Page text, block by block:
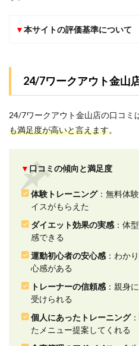
エッ
に関
する
口コ
判
2.運動
初心
者の
安心
感に
関す
コミ
評判
2.3
3.トレ
ーの
信頼
関す
る口
▼本サイトの評価基準について
24/7ワークアウト金山
24/7ワークアウト金山店の口コミ
も満足度が高いと言えます。
▼ 口コミの傾向と満足度
体験トレーニング：無料体
イスがもらえた
ダイエット効果の実感 ：体
感できる
運動初心者の安心感 ：わか
心感がある
トレーナーの信頼感 ：親身
受けられる
個人にあったトレーニング
たメニュー提案してくれる